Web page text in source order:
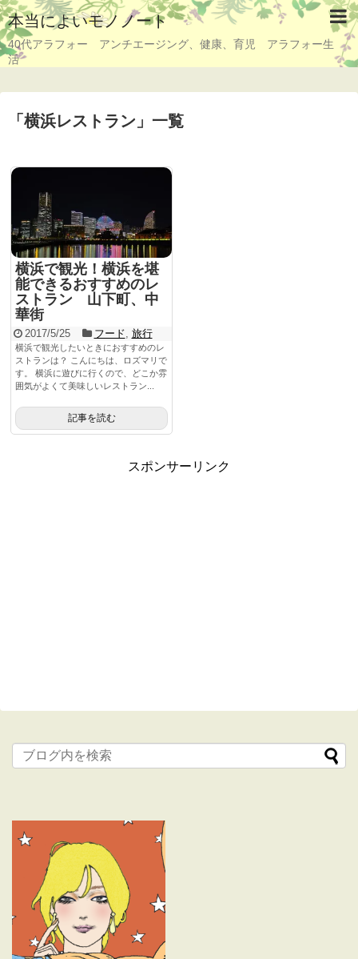
本当によいモノノート
40代アラフォー アンチエージング、健康、育児 アラフォー生
活
「 横浜レストラン 」 一覧
横浜で観光！横浜を堪
能できるおすすめのレ
ストラン 山下町、中
華街
2017/5/25 フード 旅行
横浜で観光したいときにおすすめのレ
ストランは？ こんにちは、ロズマリで
す。 横浜に遊びに行くので、どこか雰
囲気がよくて美味しいレストラン...
記事を読む
スポンサーリンク